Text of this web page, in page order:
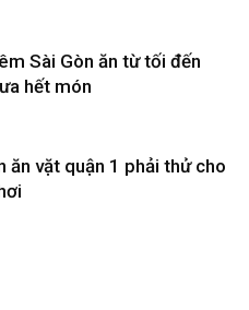
Sài Gòn ăn từ tối đến
hết món
ăn vặt quận 1 phải thử cho